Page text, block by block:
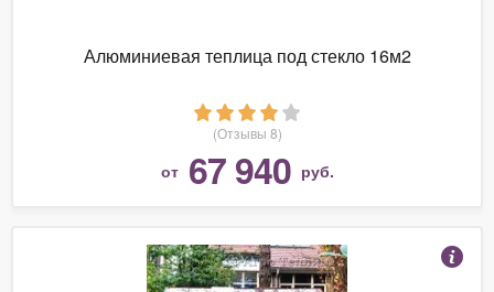
Алюминиевая теплица под стекло 16м2
(Отзывы 8)
от 67 940 руб.